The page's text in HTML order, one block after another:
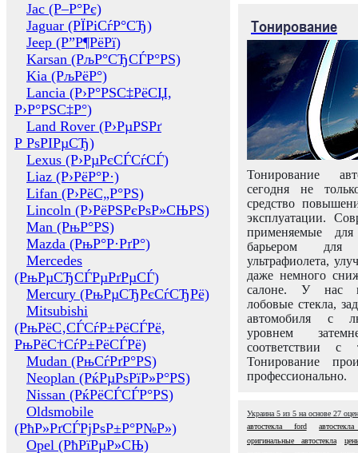
Jac (Р–Р°Рє)
Jaguar (РЇРіСѓР°СЂ)
Jeep (Р”Р¶РёРї)
Karsan (РљР°СЂСЃР°РЅ)
Kia (РљРёР°)
Lancia (Р›Р°РЅС‡РёСЏ,
Р›Р°РЅС‡Р°)
Land Rover (Р›РµРЅРґ
Р РѕРІРµСЂ)
Lexus (Р›РµРєСЃСѓСЃ)
Liaz (Р›РёР°Р·)
Lifan (Р›РёС„Р°РЅ)
Lincoln (Р›РёРЅРєРѕР»СЊРЅ)
Man (РњР°РЅ)
Mazda (РњР°Р·РґР°)
Mercedes
(РњРµСЂСЃРµРґРµСЃ)
Mercury (РњРµСЂРєСѓСЂРё)
Mitsubishi
(РњРёС‚СЃСѓР±РёСЃРё,
РњРёС†СѓР±РёСЃРё)
Mudan (РњСѓРґР°РЅ)
Neoplan (РќРµРѕРїР»Р°РЅ)
Nissan (РќРёСЃСЃР°РЅ)
Oldsmobile
(РћР»РґСЃРјРѕР±Р°Р№Р»)
Opel (РћРїРµР»СЊ)
Тонирование
Тонирование
сегодня не
средство
эксплуатации.
применяемые
барьером для
ультрафиолета,
даже немного
салоне. У нас
лобовые стекла,
автомобиля с
уровнем
соответствии с
Тонирование
профессионально.
Украина 5 из 5 на основе 27
автостекла ford
оригинальные автостекла